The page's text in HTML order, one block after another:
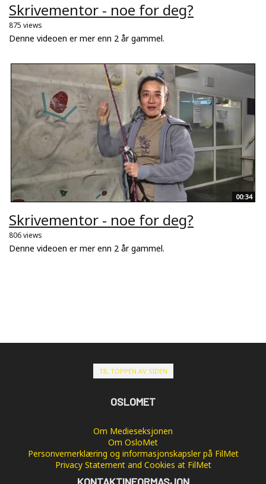
Skrivementor - noe for deg?
875 views
Denne videoen er mer enn 2 år gammel.
00:34
Skrivementor - noe for deg?
806 views
Denne videoen er mer enn 2 år gammel.
TIL TOPPEN AV SIDEN
OSLOMET
Om Medieseksjonen
Om OsloMet
Personvernerklæring og informasjonskapsler på FilMet
Privacy Statement and Cookies at FilMet